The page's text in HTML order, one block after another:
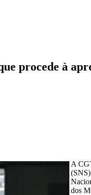
procede à
A
dos